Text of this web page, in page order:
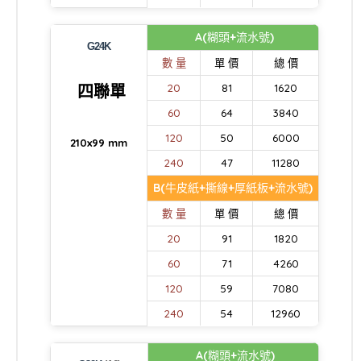
G24K
四聯單
210x99 mm
A(糊頭+流水號)
數 量 單 價
總 價
20
81
1620
60
64
3840
120
50
6000
240
47 11280
B(牛皮紙+撕線+厚紙板+流水號)
數 量 單 價
總 價
20
91
1820
60
71
4260
120
59
7080
240
54 12960
A(糊頭+流水號)